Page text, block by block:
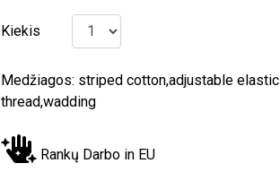
Kiekis
Medžiagos: striped cotton,adjustable elastic
thread,wadding
Rankų Darbo in EU